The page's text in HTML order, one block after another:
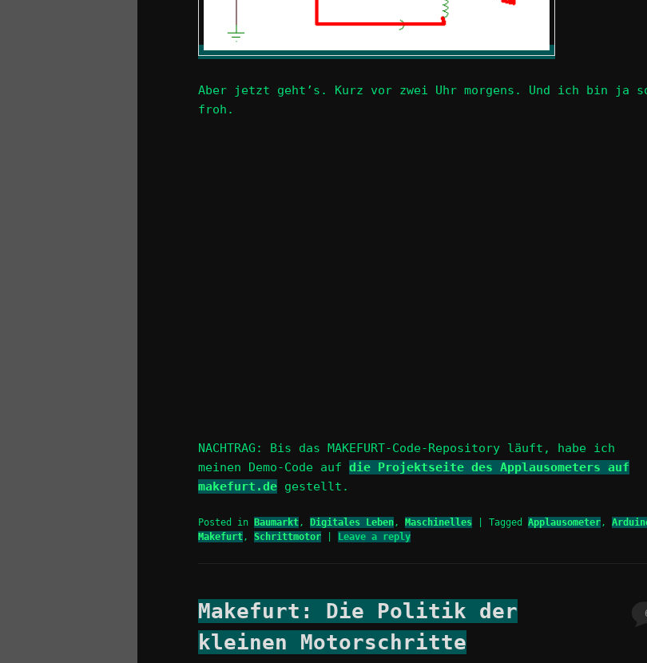
Aber jetzt geht’s. Kurz vor zwei Uhr morgens. Und ich bin ja
froh.
NACHTRAG: Bis das MAKEFURT-Code-Repository läuft, habe ich
meinen Demo-Code auf die Projektseite des Applausometers auf
makefurt.de gestellt.
Posted in Baumarkt, Digitales Leben, Maschinelles Tagged Applausometer,
Makefurt, Schrittmotor Leave a reply
Makefurt: Die Politik der
kleinen Motorschritte